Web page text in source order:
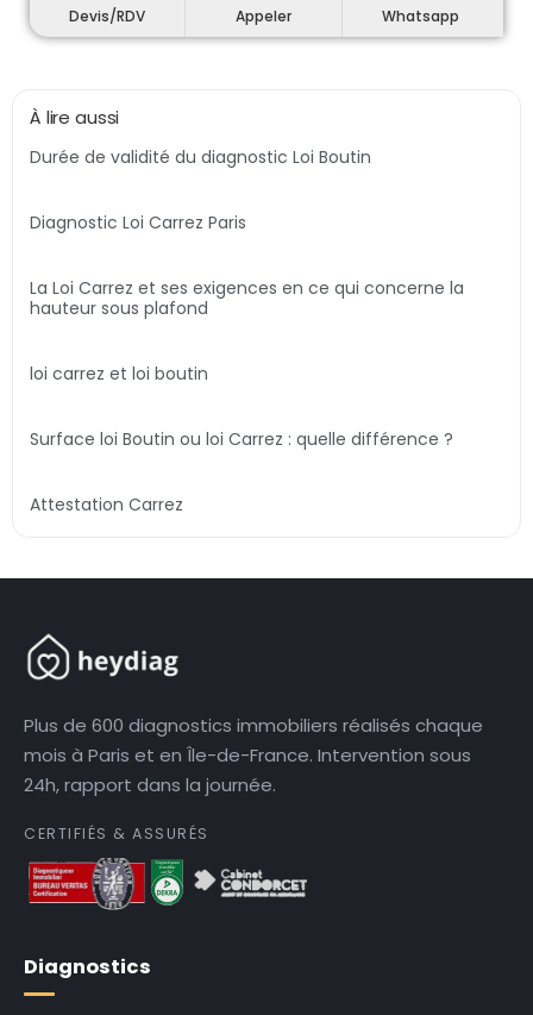
Devis/RDV Appeler Whatsapp
À lire aussi
Durée de validité du diagnostic Loi Boutin
Diagnostic Loi Carrez Paris
La Loi Carrez et ses exigences en ce qui concerne la
hauteur sous plafond
loi carrez et loi boutin
Surface loi Boutin ou loi Carrez : quelle différence ?
Attestation Carrez
Plus de 600 diagnostics immobiliers réalisés chaque
mois à Paris et en Île-de-France. Intervention sous
24h, rapport dans la journée.
CERTIFIÉS & ASSURÉS
Diagnostics